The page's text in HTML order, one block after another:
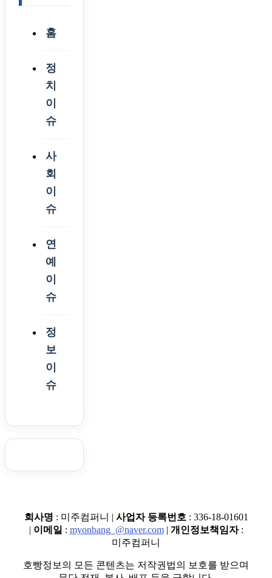
홈
정
치
이
슈
사
회
이
슈
연
예
이
슈
정
보
이
슈
회사명 : 미주컴퍼니 | 사업자 등록번호 : 336-18-01601
| 이메일 : myonbang_@naver.com| 개인정보책임자:
미주컴퍼니
호빵정보의 모든 콘텐츠는 저작권법의 보호를 받으며